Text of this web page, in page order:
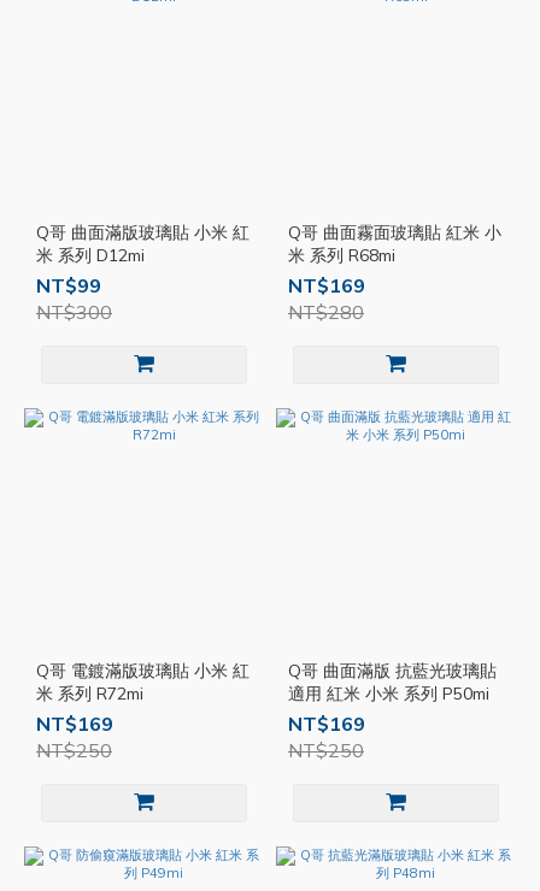
Q哥 曲面滿版玻璃貼 小米 紅
米 系列 D12mi
NT$99
NT$300
Q哥 曲面霧面玻璃貼 紅米 小
米 系列 R68mi
NT$169
NT$280
Q哥 電鍍滿版玻璃貼 小米 紅
米 系列 R72mi
NT$169
NT$250
Q哥 曲面滿版 抗藍光玻璃貼
適用 紅米 小米 系列 P50mi
NT$169
NT$250